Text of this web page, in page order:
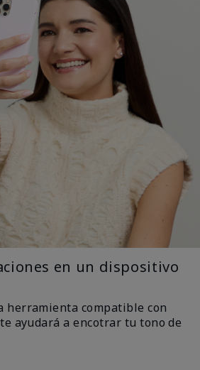
en un dispositivo
herramienta compatible con
ayudará a encotrar tu tono de